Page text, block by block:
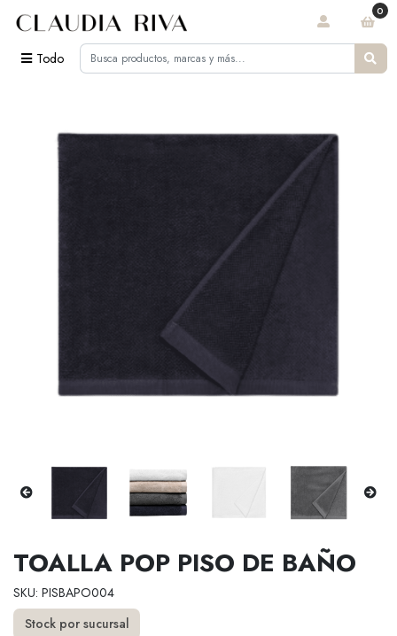
Todo
0
TOALLA POP PISO DE BAÑO
SKU: PISBAPO004
Stock por sucursal